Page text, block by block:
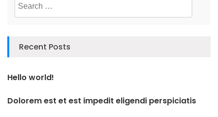
for:
Recent Posts
Hello world!
Dolorem est et est impedit eligendi perspiciatis